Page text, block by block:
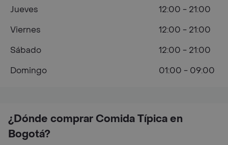
¿Dónde comprar Comida Típica en
Bogotá?
Jueves
12:00 - 21:00
Viernes
12:00 - 21:00
Sábado
12:00 - 21:00
Domingo
01:00 - 09:00